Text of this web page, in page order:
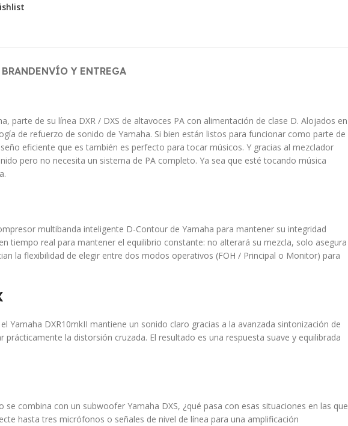
ENVÍO Y ENTREGA
de su línea DXR / DXS de altavoces PA con alimentación de clase D. Alojados en
de refuerzo de sonido de Yamaha. Si bien están listos para funcionar como parte de
eficiente que es también es perfecto para tocar músicos. Y gracias al mezclador
pero no necesita un sistema de PA completo. Ya sea que esté tocando música
multibanda inteligente D-Contour de Yamaha para mantener su integridad
tiempo real para mantener el equilibrio constante: no alterará su mezcla, solo asegura
la flexibilidad de elegir entre dos modos operativos (FOH / Principal o Monitor) para
DXR10mkII mantiene un sonido claro gracias a la avanzada sintonización de
la distorsión cruzada. El resultado es una respuesta suave y equilibrada
combina con un subwoofer Yamaha DXS, ¿qué pasa con esas situaciones en las que
hasta tres micrófonos o señales de nivel de línea para una amplificación